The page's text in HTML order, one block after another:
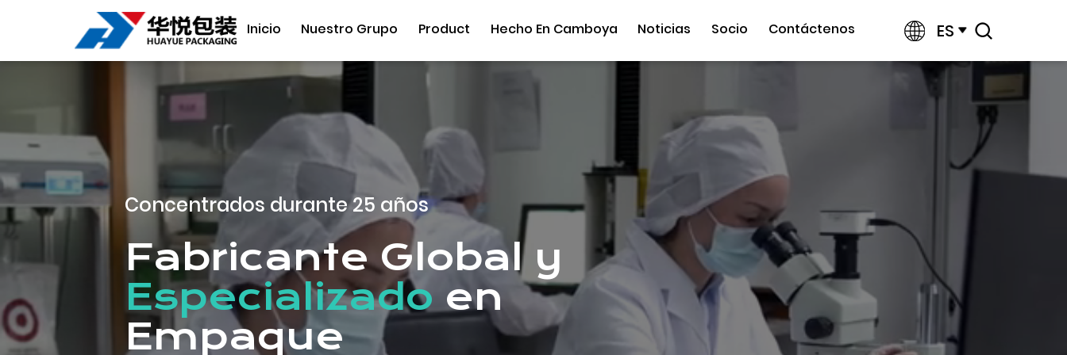
Inicio Nuestro Grupo Product Hecho En Camboya Noticias Socio Contáctenos ES
Concentrados durante 25 años
Fabricante Global y
Especializado en
Empaque